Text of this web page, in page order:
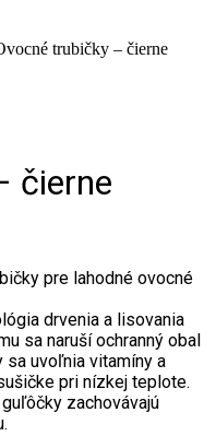
trubičky – čierne
čierne
pre lahodné ovocné
drvenia a lisovania
sa naruší ochranný obal
sa uvoľnia vitamíny a
pri nízkej teplote.
zachovávajú